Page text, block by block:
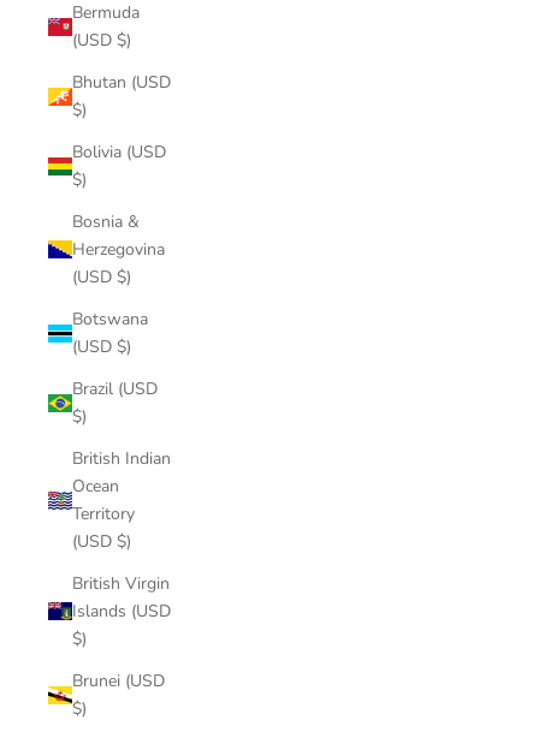
Bermuda
(USD $)
Bhutan (USD
$)
Bolivia (USD
$)
Bosnia &
Herzegovina
(USD $)
Botswana
(USD $)
Brazil (USD
$)
British Indian
Ocean
Territory
(USD $)
British Virgin
Islands (USD
$)
Brunei (USD
$)